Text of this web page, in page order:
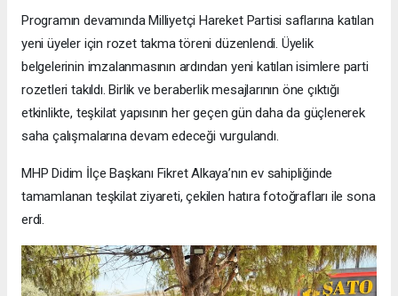
Programın devamında Milliyetçi Hareket Partisi saflarına katılan
yeni üyeler için rozet takma töreni düzenlendi. Üyelik
belgelerinin imzalanmasının ardından yeni katılan isimlere parti
rozetleri takıldı. Birlik ve beraberlik mesajlarının öne çıktığı
etkinlikte, teşkilat yapısının her geçen gün daha da güçlenerek
saha çalışmalarına devam edeceği vurgulandı.
MHP Didim İlçe Başkanı Fikret Alkaya’nın ev sahipliğinde
tamamlanan teşkilat ziyareti, çekilen hatıra fotoğrafları ile sona
erdi.